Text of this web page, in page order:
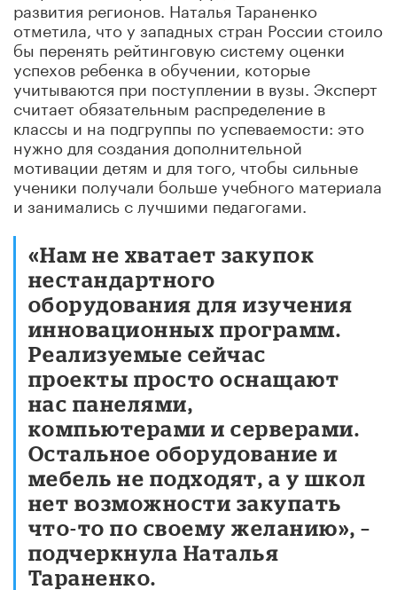
развития регионов. Наталья Тараненко
отметила, что у западных стран России стоило
бы перенять рейтинговую систему оценки
успехов ребенка в обучении, которые
учитываются при поступлении в вузы. Эксперт
считает обязательным распределение в
классы и на подгруппы по успеваемости: это
нужно для создания дополнительной
мотивации детям и для того, чтобы сильные
ученики получали больше учебного материала
и занимались с лучшими педагогами.
«Нам не хватает закупок
нестандартного
оборудования для изучения
инновационных программ.
Реализуемые сейчас
проекты просто оснащают
нас панелями,
компьютерами и серверами.
Остальное оборудование и
мебель не подходят, а у школ
нет возможности закупать
что-то по своему желанию», –
подчеркнула Наталья
Тараненко.